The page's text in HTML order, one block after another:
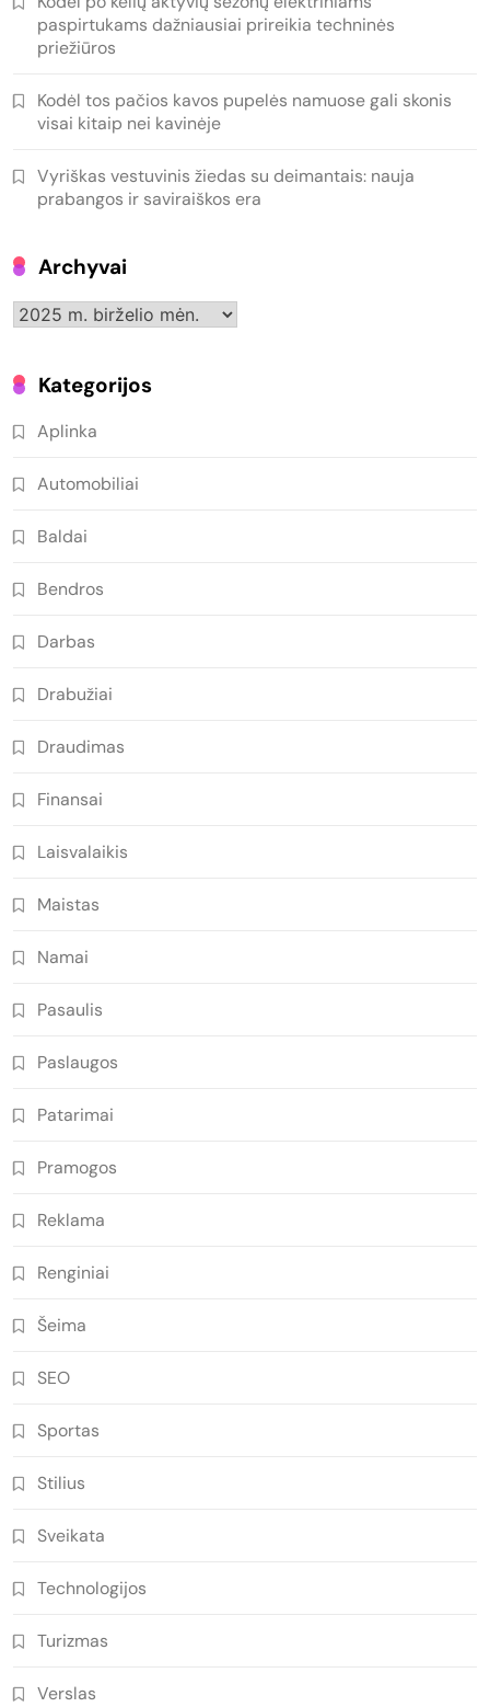
paspirtukams dažniausiai prireikia techninės
priežiūros
Kodėl tos pačios kavos pupelės namuose gali skonis
visai kitaip nei kavinėje
Vyriškas vestuvinis žiedas su deimantais: nauja
prabangos ir saviraiškos era
Archyvai
Archyvai
Kategorijos
Aplinka
Automobiliai
Baldai
Bendros
Darbas
Drabužiai
Draudimas
Finansai
Laisvalaikis
Maistas
Namai
Pasaulis
Paslaugos
Patarimai
Pramogos
Reklama
Renginiai
Šeima
SEO
Sportas
Stilius
Sveikata
Technologijos
Turizmas
Verslas